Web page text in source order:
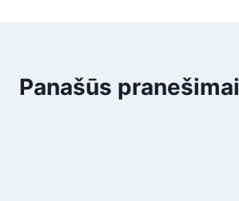
Panašūs pranešimai